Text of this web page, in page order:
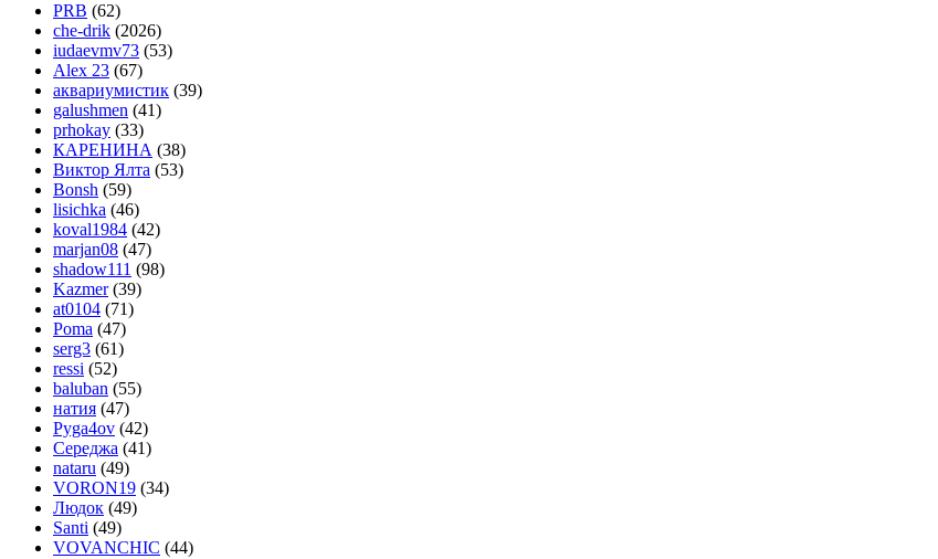
PRB (62)
che-drik (2026)
iudaevmv73 (53)
Alex 23 (67)
аквариумистик (39)
galushmen (41)
prhokay (33)
КАРЕНИНА (38)
Виктор Ялта (53)
Bonsh (59)
lisichka (46)
koval1984 (42)
marjan08 (47)
shadow111 (98)
Kazmer(39)
at0104 (71)
Poma (47)
serg3 (61)
ressi (52)
baluban (55)
натия (47)
Pyga4ov (42)
Середжа (41)
nataru (49)
VORON19 (34)
Людок (49)
Santi (49)
VOVANCHIC (44)